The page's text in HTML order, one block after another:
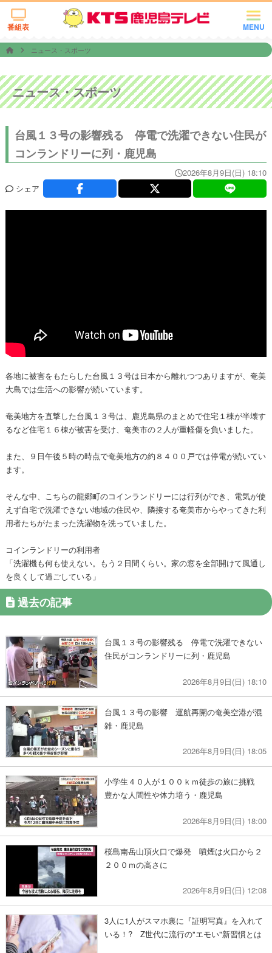
MENU
番組表
ニュース・スポーツ
ニュース・スポーツ
台風１３号の影響残る 停電で洗濯できない住民が
コンランドリーに列・鹿児島
2026年8月9日(日) 18:10
シェア
各地に被害をもたらした台風１３号は日本から離れつつありますが、奄美
大島では生活への影響が続いています。
奄美地方を直撃した台風１３号は、鹿児島県のまとめで住宅１棟が半壊す
るなど住宅１６棟が被害を受け、奄美市の２人が重軽傷を負いました。
また、９日午後５時の時点で奄美地方の約８４００戸では停電が続いてい
ます。
そんな中、こちらの龍郷町のコインランドリーには行列ができ、電気が使
えず自宅で洗濯できない地域の住民や、隣接する奄美市からやってきた利
用者たちがたまった洗濯物を洗っていました。
コインランドリーの利用者
「洗濯機も何も使えない。もう２日間くらい。家の窓を全部開けて風通し
を良くして過ごしている」
過去の記事
台風１３号の影響残る 停電で洗濯できない
住民がコンランドリーに列・鹿児島
2026年8月9日(日) 18:10
台風１３号の影響 運航再開の奄美空港が混
雑・鹿児島
2026年8月9日(日) 18:05
小学生４０人が１００ｋｍ徒歩の旅に挑戦
豊かな人間性や体力培う・鹿児島
2026年8月9日(日) 18:00
桜島南岳山頂火口で爆発 噴煙は火口から２
２００ｍの高さに
2026年8月9日(日) 12:08
3人に1人がスマホ裏に『証明写真』を入れて
いる！? Z世代に流行の"エモい"新習慣とは